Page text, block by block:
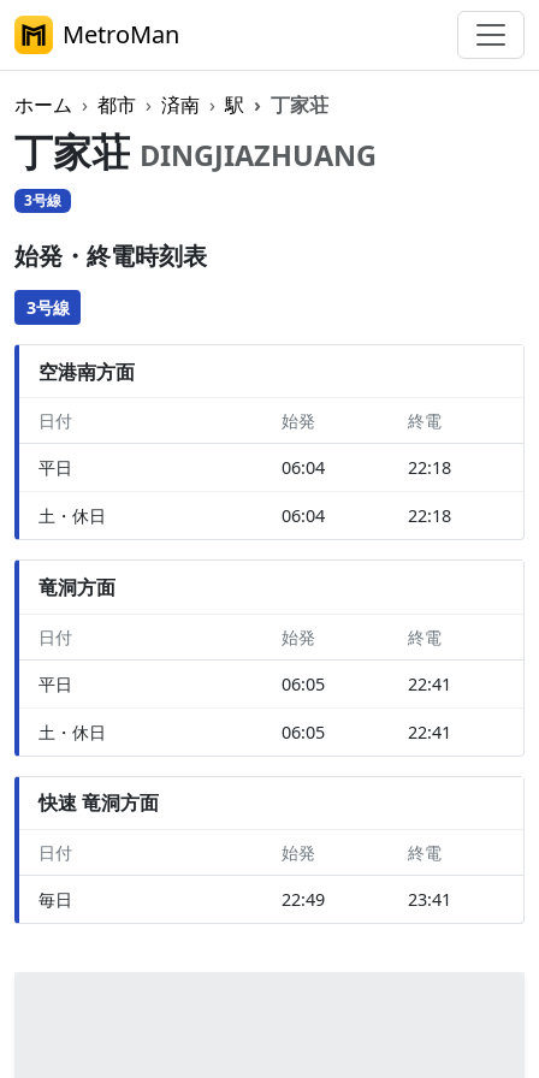
MetroMan
ホーム 都市 済南 駅 丁家荘
丁家荘 DINGJIAZHUANG
3号線
始発・終電時刻表
3号線
空港南方面
日付 始発 終電
平日 06:04 22:18
土・休日 06:04 22:18
竜洞方面
日付 始発 終電
平日 06:05 22:41
土・休日 06:05 22:41
快速 竜洞方面
日付 始発 終電
毎日 22:49 23:41